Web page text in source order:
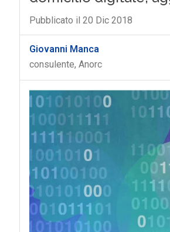
Pubblicato il 20 Dic 2018
Giovanni Manca
consulente, Anorc